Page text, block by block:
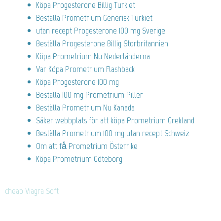
Köpa Progesterone Billig Turkiet
Beställa Prometrium Generisk Turkiet
utan recept Progesterone 100 mg Sverige
Beställa Progesterone Billig Storbritannien
Köpa Prometrium Nu Nederländerna
Var Köpa Prometrium Flashback
Köpa Progesterone 100 mg
Beställa 100 mg Prometrium Piller
Beställa Prometrium Nu Kanada
Säker webbplats för att köpa Prometrium Grekland
Beställa Prometrium 100 mg utan recept Schweiz
Om att få Prometrium Österrike
Köpa Prometrium Göteborg
cheap Viagra Soft